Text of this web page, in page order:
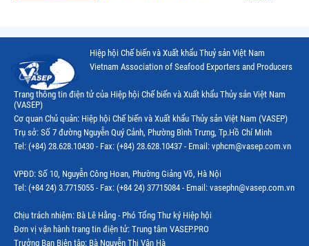
Hiệp hội Chế biến và Xuất khẩu Thuỷ sản Việt Nam
Vietnam Association of Seafood Exporters and Producers
Trang thông tin điện tử của Hiệp hội Chế biến và Xuất khẩu Thủy sản Việt Nam
(VASEP)
Cơ quan Chủ quản: Hiệp hội Chế biến và Xuất khẩu Thủy sản Việt Nam (VASEP)
Trụ sở: Số 7 đường Nguyễn Quý Cảnh, Phường Bình Trưng, Tp.Hồ Chí Minh
Tel: (+84) 28.628.10430 - Fax: (+84) 28.628.10437 - Email: vphcm@vasep.com.vn
VPĐD: Số 10, Nguyễn Công Hoan, Phường Giảng Võ, Hà Nội
Tel: (+84 24) 3.7715055 - Fax: (+84 24) 37715084 - Email: vasephn@vasep.com.vn
Chịu trách nhiệm: Bà Lê Hằng - Phó Tổng Thư ký Hiệp hội
Đơn vị vận hành trang tin điện tử: Trung tâm VASEP.PRO
Trưởng Ban Biên tập: Bà Nguyễn Thị Vân Hà